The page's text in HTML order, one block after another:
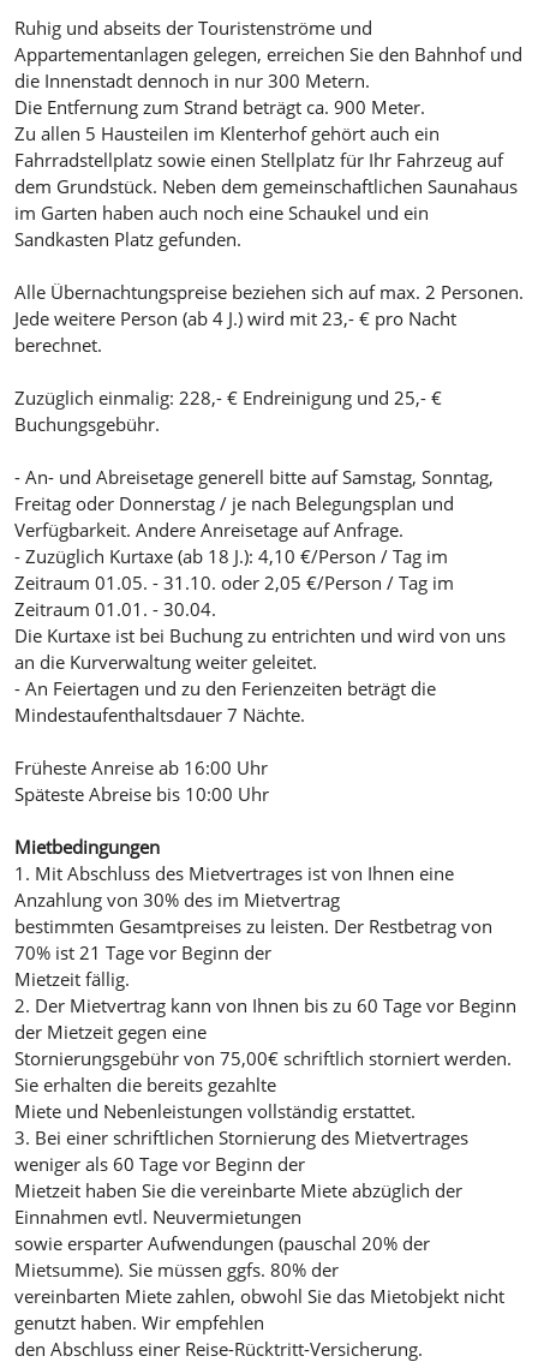
Ruhig und abseits der Touristenströme und
Appartementanlagen gelegen, erreichen Sie den Bahnhof und
die Innenstadt dennoch in nur 300 Metern.
Die Entfernung zum Strand beträgt ca. 900 Meter.
Zu allen 5 Hausteilen im Klenterhof gehört auch ein
Fahrradstellplatz sowie einen Stellplatz für Ihr Fahrzeug auf
dem Grundstück. Neben dem gemeinschaftlichen Saunahaus
im Garten haben auch noch eine Schaukel und ein
Sandkasten Platz gefunden.
Alle Übernachtungspreise beziehen sich auf max. 2 Personen.
Jede weitere Person (ab 4 J.) wird mit 23,- € pro Nacht
berechnet.
Zuzüglich einmalig: 228,- € Endreinigung und 25,- €
Buchungsgebühr.
- An- und Abreisetage generell bitte auf Samstag, Sonntag,
Freitag oder Donnerstag / je nach Belegungsplan und
Verfügbarkeit. Andere Anreisetage auf Anfrage.
- Zuzüglich Kurtaxe (ab 18 J.): 4,10 €/Person / Tag im
Zeitraum 01.05. - 31.10. oder 2,05 €/Person / Tag im
Zeitraum 01.01. - 30.04.
Die Kurtaxe ist bei Buchung zu entrichten und wird von uns
an die Kurverwaltung weiter geleitet.
- An Feiertagen und zu den Ferienzeiten beträgt die
Mindestaufenthaltsdauer 7 Nächte.
Früheste Anreise ab 16:00 Uhr
Späteste Abreise bis 10:00 Uhr
Mietbedingungen
1. Mit Abschluss des Mietvertrages ist von Ihnen eine
Anzahlung von 30% des im Mietvertrag
bestimmten Gesamtpreises zu leisten. Der Restbetrag von
70% ist 21 Tage vor Beginn der
Mietzeit fällig.
2. Der Mietvertrag kann von Ihnen bis zu 60 Tage vor Beginn
der Mietzeit gegen eine
Stornierungsgebühr von 75,00€ schriftlich storniert werden.
Sie erhalten die bereits gezahlte
Miete und Nebenleistungen vollständig erstattet.
3. Bei einer schriftlichen Stornierung des Mietvertrages
weniger als 60 Tage vor Beginn der
Mietzeit haben Sie die vereinbarte Miete abzüglich der
Einnahmen evtl. Neuvermietungen
sowie ersparter Aufwendungen (pauschal 20% der
Mietsumme). Sie müssen ggfs. 80% der
vereinbarten Miete zahlen, obwohl Sie das Mietobjekt nicht
genutzt haben. Wir empfehlen
den Abschluss einer Reise-Rücktritt-Versicherung.